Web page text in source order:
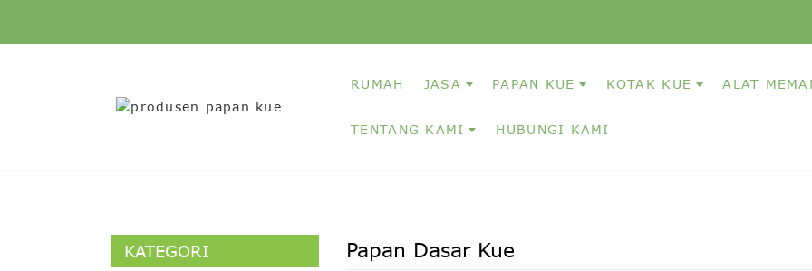
RUMAH JASA PAPAN KUE KOTAK KUE ALAT
TENTANG KAMI HUBUNGI KAMI
KATEGORI Papan Dasar Kue